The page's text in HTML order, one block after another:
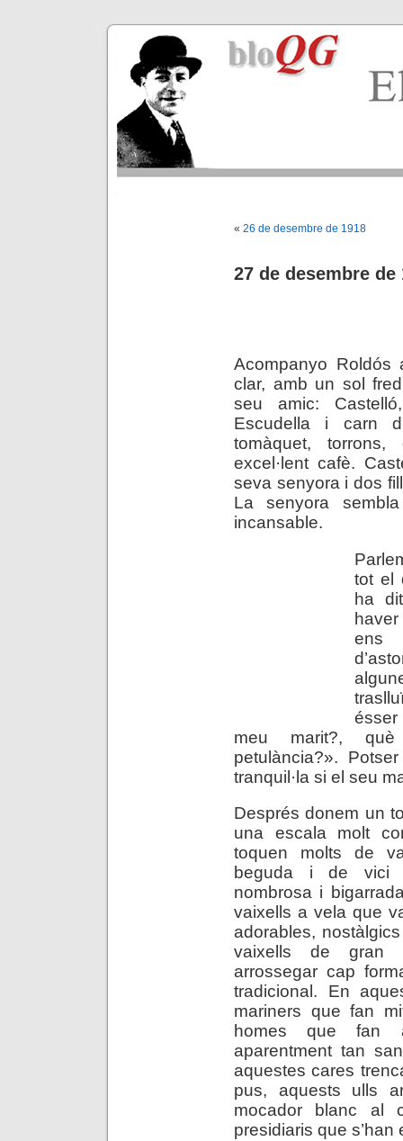
« 26 de desembre de 1918
27 de desembre de
Acompanyo
clar, amb un sol
seu amic:
Escudella i carn
tomàquet,
excel·lent cafè.
seva senyora i dos
La senyora
incansable.
tot el
ha
ens
ésser
meu marit?,
petulància?».
tranquil·la si el seu
Després donem un
una escala molt
toquen molts de
beguda i de vici
nombrosa i
vaixells a vela que
adorables,
vaixells de gran
arrossegar cap
tradicional. En
mariners que fan
homes que fan
aparentment tan
aquestes cares
pus, aquests ulls
mocador blanc al
presidiaris que